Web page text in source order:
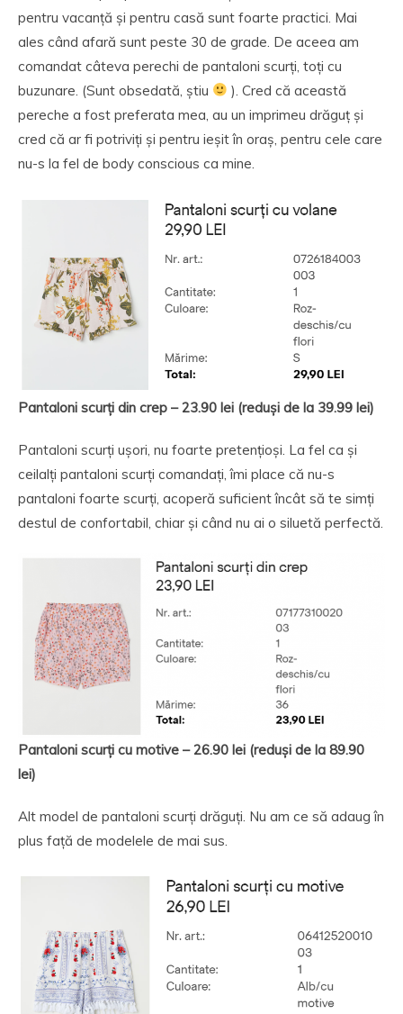
pentru vacanță și pentru casă sunt foarte practici. Mai
ales când afară sunt peste 30 de grade. De aceea am
comandat câteva perechi de pantaloni scurți, toți cu
buzunare. (Sunt obsedată, știu
). Cred că această
pereche a fost preferata mea, au un imprimeu drăguț și
cred că ar fi potriviți și pentru ieșit în oraș, pentru cele care
nu-s la fel de body conscious ca mine.
Pantaloni scurți din crep – 23.90 lei (reduși de la 39.99 lei)
Pantaloni scurți ușori, nu foarte pretențioși. La fel ca și
ceilalți pantaloni scurți comandați, îmi place că nu-s
pantaloni foarte scurți, acoperă suficient încât să te simți
destul de confortabil, chiar și când nu ai o siluetă perfectă.
Pantaloni scurți cu motive – 26.90 lei (reduși de la 89.90
lei)
Alt model de pantaloni scurți drăguți. Nu am ce să adaug în
plus față de modelele de mai sus.